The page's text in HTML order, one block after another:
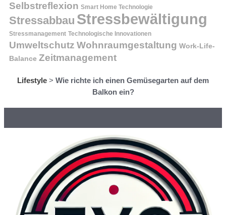
Selbstreflexion Smart Home Technologie
Stressabbau Stressbewältigung
Stressmanagement Technologische Innovationen
Umweltschutz Wohnraumgestaltung Work-Life-
Balance Zeitmanagement
Lifestyle > Wie richte ich einen Gemüsegarten auf dem
Balkon ein?